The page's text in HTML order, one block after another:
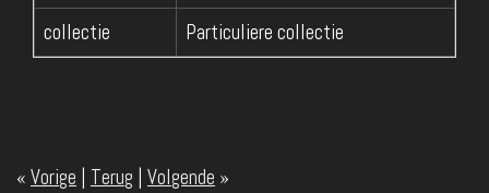
collectie
Particuliere collectie
« Vorige | Terug | Volgende »